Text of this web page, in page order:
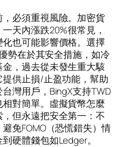
必須重視風險。加密貨
天內漲跌20%很常見，
也可能影響價格。選擇
勢在於其安全措施，如冷
，過去從未發生重大駭
供止損/止盈功能，幫助
灣用戶，BingX支持TWD
對簡單。虛擬貨幣怎麼
但永遠把安全第一：不
免FOMO（恐慌錯失）情
硬體錢包如Ledger。